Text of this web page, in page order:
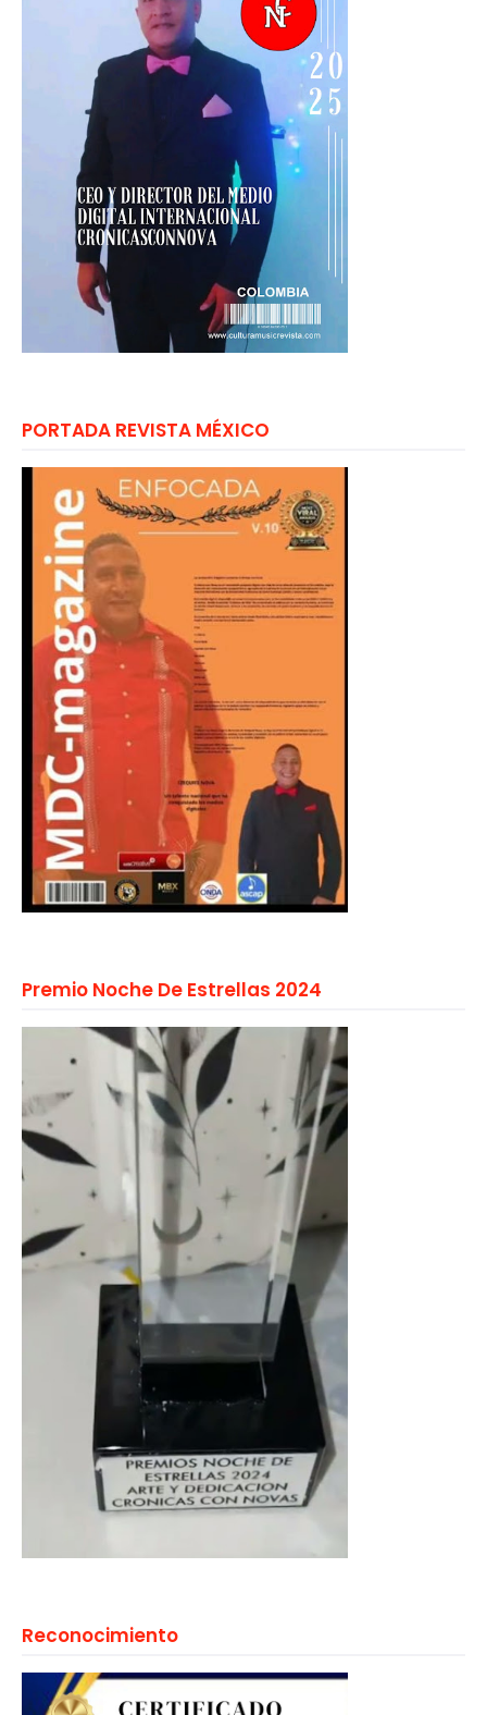
PORTADA REVISTA MÉXICO
Premio Noche De Estrellas 2024
Reconocimiento